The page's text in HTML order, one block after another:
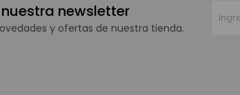
newsletter
y ofertas de nuestra tienda.